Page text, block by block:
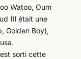
Watoo, Oum
(Il était une
Golden Boy),
sorti cette